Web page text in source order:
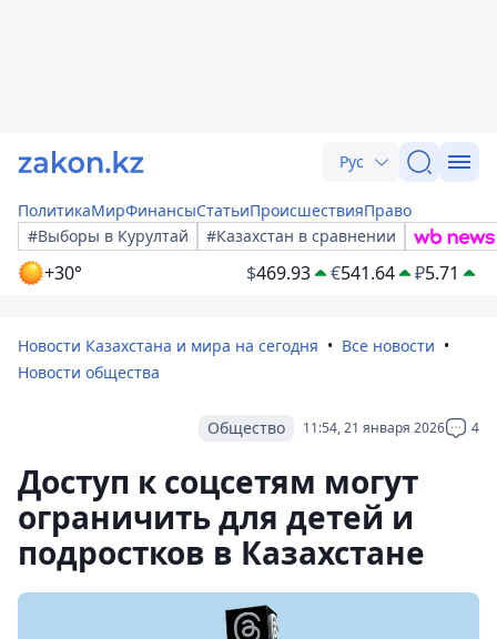
Рус
ПолитикаМирФинансыСтатьиПроисшествияПраво
#Выборы в Курултай
#Казахстан в сравнении
+30° $469.93 €541.64 ₽5.71
Новости Казахстана и мира на сегодня
Все новости
Новости общества
11:54, 21 января 2026 4
Общество
Доступ к соцсетям могут
ограничить для детей и
подростков в Казахстане